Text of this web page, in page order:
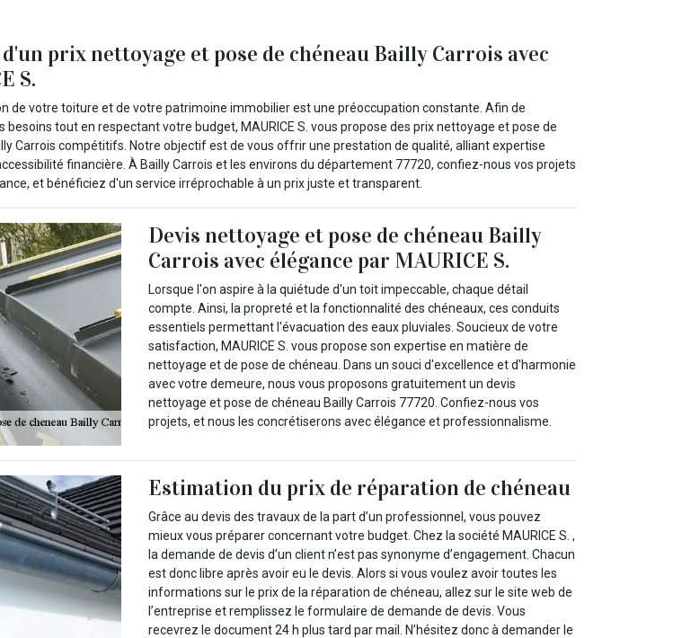
prix nettoyage et pose de chéneau Bailly Carrois avec
S.
de votre toiture et de votre patrimoine immobilier est une préoccupation constante. Afin de
besoins tout en respectant votre budget, MAURICE S. vous propose des prix nettoyage et pose de
Carrois compétitifs. Notre objectif est de vous offrir une prestation de qualité, alliant expertise
financière. À Bailly Carrois et les environs du département 77720, confiez-nous vos projets
et bénéficiez d'un service irréprochable à un prix juste et transparent.
Devis nettoyage et pose de chéneau Bailly
Carrois avec élégance par MAURICE S.
Lorsque l'on aspire à la quiétude d'un toit impeccable, chaque détail
compte. Ainsi, la propreté et la fonctionnalité des chéneaux, ces conduits
essentiels permettant l'évacuation des eaux pluviales. Soucieux de votre
satisfaction, MAURICE S. vous propose son expertise en matière de
nettoyage et de pose de chéneau. Dans un souci d'excellence et d'harmonie
avec votre demeure, nous vous proposons gratuitement un devis
nettoyage et pose de chéneau Bailly Carrois 77720. Confiez-nous vos
projets, et nous les concrétiserons avec élégance et professionnalisme.
Estimation du prix de réparation de chéneau
Grâce au devis des travaux de la part d’un professionnel, vous pouvez
mieux vous préparer concernant votre budget. Chez la société MAURICE S. ,
la demande de devis d’un client n’est pas synonyme d’engagement. Chacun
est donc libre après avoir eu le devis. Alors si vous voulez avoir toutes les
informations sur le prix de la réparation de chéneau, allez sur le site web de
l’entreprise et remplissez le formulaire de demande de devis. Vous
recevrez le document 24 h plus tard par mail. N’hésitez donc à demander le